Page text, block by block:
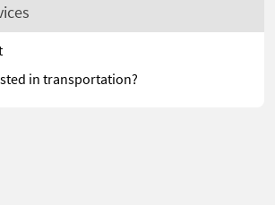
in transportation?